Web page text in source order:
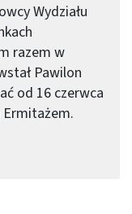
Wydziału
razem w
Pawilon
od 16 czerwca